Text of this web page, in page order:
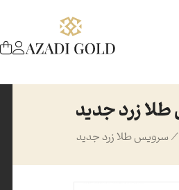
زرد جدید
/ سرویس طلا زرد جدید